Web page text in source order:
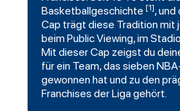
Basketballgeschichte [1],
Cap trägt diese Tradition mit
beim Public Viewing, im
Mit dieser Cap zeigst du
für ein Team, das sieben
gewonnen hat und zu den
Franchises der Liga gehört.